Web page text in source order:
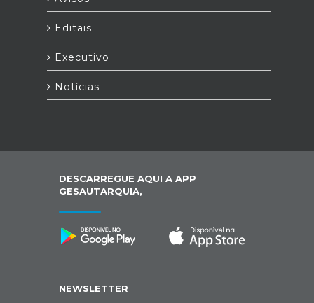
Editais
Executivo
Notícias
DESCARREGUE AQUI A APP
GESAUTARQUIA,
NEWSLETTER